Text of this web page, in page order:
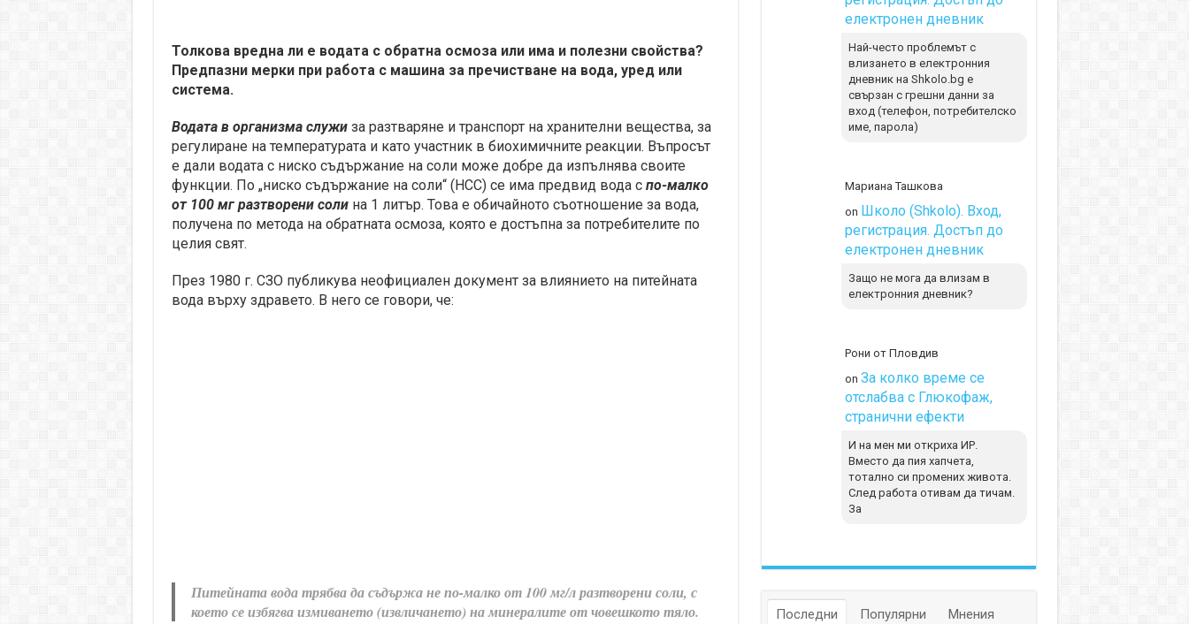
Толкова вредна ли е водата с обратна осмоза или има и полезни свойства?
Предпазни мерки при работа с машина за пречистване на вода, уред или
система.
Водата в организма служиза разтваряне и транспорт на хранителни вещества, за
регулиране на температурата и като участник в биохимичните реакции. Въпросът
е дали водата с ниско съдържание на соли може добре да изпълнява своите
функции. По „ниско съдържание на соли“ (НСС) се има предвид вода с по-малко
от 100 мг разтворени солина 1 литър. Това е обичайното съотношение за вода,
получена по метода на обратната осмоза, която е достъпна за потребителите по
целия свят.
През 1980 г. СЗО публикува неофициален документ за влиянието на питейната
вода върху здравето. В него се говори, че:
Питейната вода трябва да съдържа не по-малко от 100 мг/л разтворени соли, с
което се избягва измиването (извличането) на минералите от човешкото тяло.
електронен дневник
Най-често проблемът с
влизането в електронния
дневник на Shkolo.bg е
свързан с грешни данни за
вход (телефон, потребителско
име, парола)
Мариана Ташкова
on Школо (Shkolo). Вход,
регистрация. Достъп до
електронен дневник
Защо не мога да влизам в
електронния дневник?
Рони от Пловдив
on За колко време се
отслабва с Глюкофаж,
странични ефекти
И на мен ми откриха ИР.
Вместо да пия хапчета,
тотално си промених живота.
След работа отивам да тичам.
За
Последни Популярни
Мнения